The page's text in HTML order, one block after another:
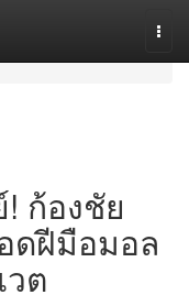
ก้องชัย
ดฝีมือมอล
ต